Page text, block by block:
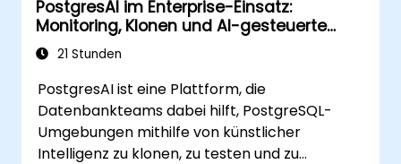
PostgresAI im Enterprise-Einsatz:
Monitoring, Klonen und AI-gesteuerte
Betriebsabläufe
21 Stunden
PostgresAI ist eine Plattform, die
Datenbankteams dabei hilft, PostgreSQL-
Umgebungen mithilfe von künstlicher
Intelligenz zu klonen, zu testen und zu